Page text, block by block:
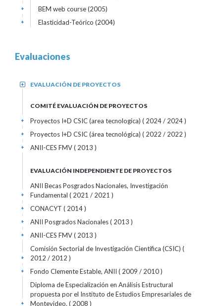
BEM web course (2005)
+
Elasticidad-Teórico (2004)
+
Evaluaciones
EVALUACIÓN DE PROYECTOS
+
COMITÉ EVALUACIÓN DE PROYECTOS
Proyectos I+D CSIC (area tecnologica) ( 2024 / 2024 )
+
Proyectos I+D CSIC (área tecnológica) ( 2022 / 2022 )
+
ANII-CES FMV( 2013 )
+
EVALUACIÓN INDEPENDIENTE DE PROYECTOS
ANII Becas Posgrados Nacionales, Investigación
Fundamental ( 2021 / 2021 )
+
CONACYT ( 2014 )
+
ANII Posgrados Nacionales ( 2013 )
+
ANII-CES FMV ( 2013 )
+
Comisión Sectorial de Investigación Científica (CSIC) (
2012 / 2012 )
+
Fondo Clemente Estable, ANII ( 2009 / 2010 )
+
Diploma de Especialización en Análisis Estructural
propuesta por el Instituto de Estudios Empresariales de
Montevideo. ( 2008 )
+